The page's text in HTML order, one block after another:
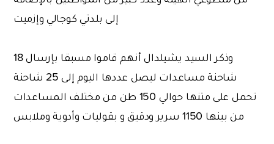
إلى بلدتي كوجالي وإزميت
وذكر السيد يشيلدال أنهم قاموا مسبقا بإرسال 18
شاحنة مساعدات ليصل عددها اليوم إلى 25 شاحنة
تحمل على متنها حوالي 150 طن من مختلف المساعدات
من بينها 1150 سرير ودقيق و بقوليات وأدوية وملابس